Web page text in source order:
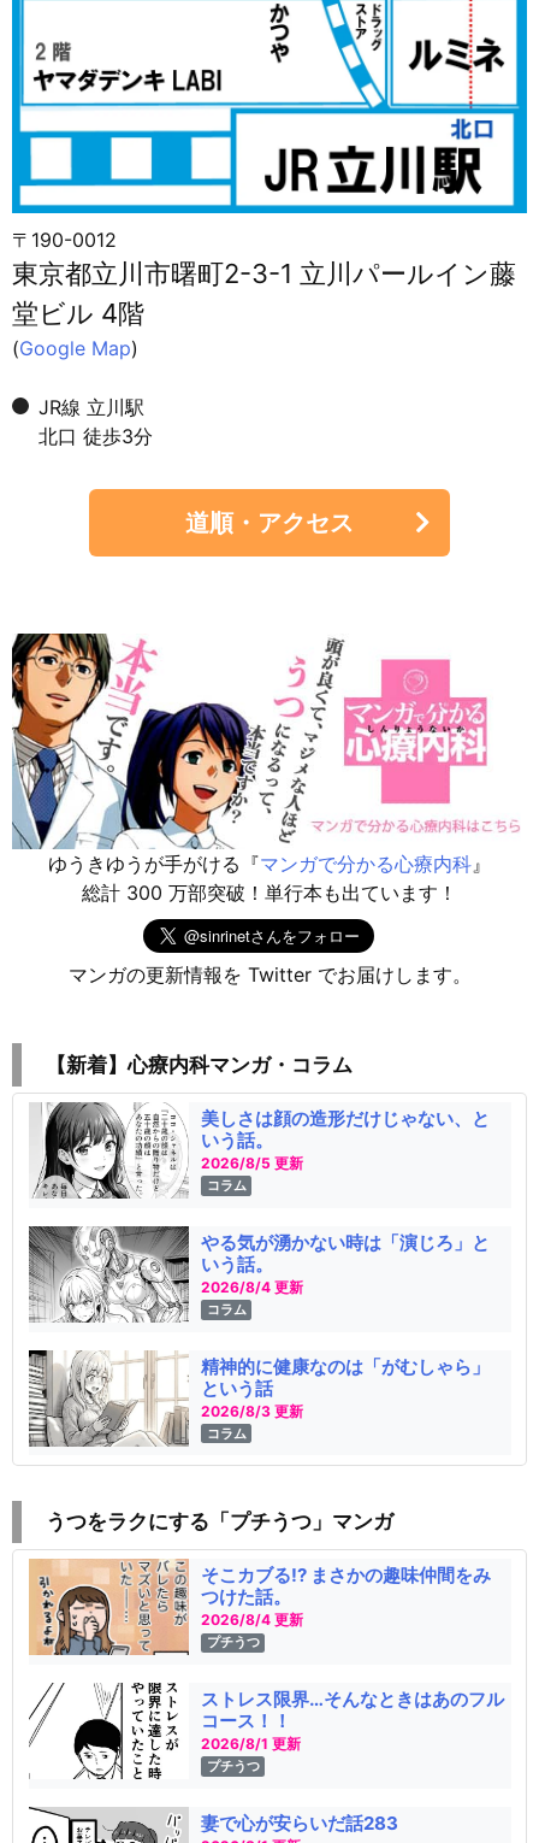
〒190-0012
東京都立川市曙町2-3-1 立川パールイン藤
堂ビル 4階
(Google Map)
JR線 立川駅
北口 徒歩3分
道順・アクセス
ゆうきゆうが手がける『マンガで分かる心療内科 』
総計 300 万部突破！単行本も出ています！
マンガの更新情報を Twitter でお届けします。
【新着】心療内科マンガ・コラム
美しさは顔の造形だけじゃない、と
いう話。
2026/8/5 更新
コラム
やる気が湧かない時は「演じろ」と
いう話。
2026/8/4 更新
コラム
精神的に健康なのは「がむしゃら」
という話
2026/8/3 更新
コラム
うつをラクにする「プチうつ」マンガ
そこカブる!? まさかの趣味仲間をみ
つけた話。
2026/8/4 更新
プチうつ
ストレス限界…そんなときはあのフル
コース！！
2026/8/1 更新
プチうつ
妻で心が安らいだ話283